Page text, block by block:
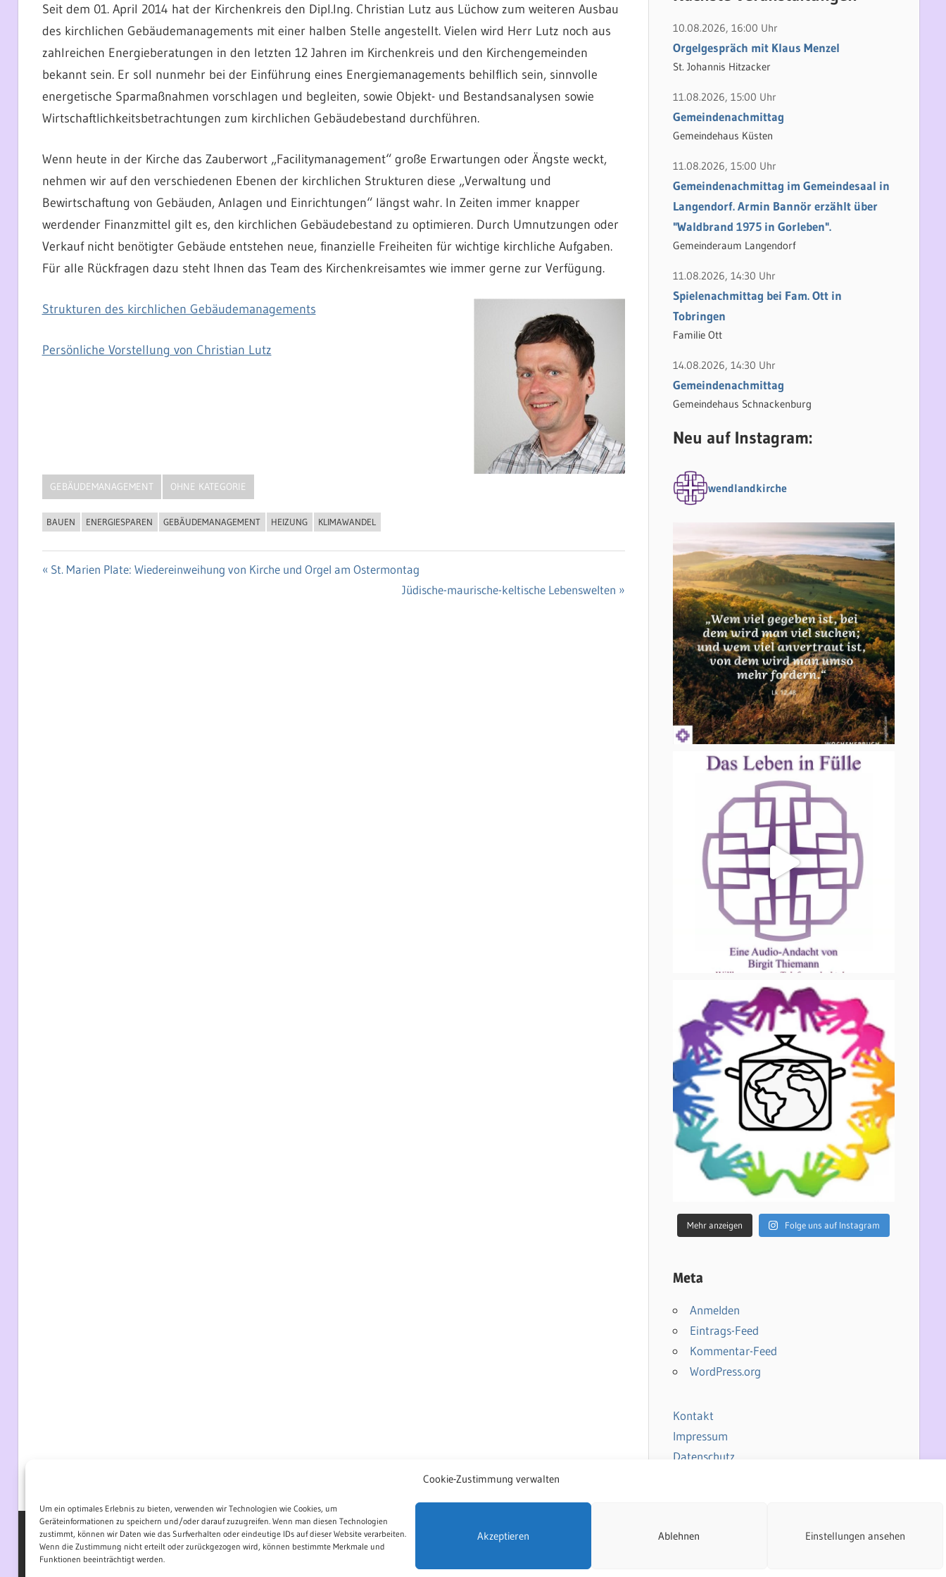
Cookie-Zustimmung verwalten
Um ein optimales Erlebnis zu bieten, verwenden wir Technologien wie Cookies, um
Geräteinformationen zu speichern und/oder darauf zuzugreifen. Wenn man diesen Technologien
zustimmt, können wir Daten wie das Surfverhalten oder eindeutige IDs auf dieser Website verarbeiten.
Wenn die Zustimmung nicht erteilt oder zurückgezogen wird, können bestimmte Merkmale und
Funktionen beeinträchtigt werden.
Akzeptieren Ablehnen Einstellungen ansehen
Seit dem 01. April 2014 hat der Kirchenkreis den Dipl.Ing. Christian Lutz aus Lüchow zum weiteren Ausbau
des kirchlichen Gebäudemanagements mit einer halben Stelle angestellt. Vielen wird Herr Lutz noch aus
zahlreichen Energieberatungen in den letzten 12 Jahren im Kirchenkreis und den Kirchengemeinden
bekannt sein. Er soll nunmehr bei der Einführung eines Energiemanagements behilflich sein, sinnvolle
energetische Sparmaßnahmen vorschlagen und begleiten, sowie Objekt- und Bestandsanalysen sowie
Wirtschaftlichkeitsbetrachtungen zum kirchlichen Gebäudebestand durchführen.
Wenn heute in der Kirche das Zauberwort „Facilitymanagement“ große Erwartungen oder Ängste weckt,
nehmen wir auf den verschiedenen Ebenen der kirchlichen Strukturen diese „Verwaltung und
Bewirtschaftung von Gebäuden, Anlagen und Einrichtungen“ längst wahr. In Zeiten immer knapper
werdender Finanzmittel gilt es, den kirchlichen Gebäudebestand zu optimieren. Durch Umnutzungen oder
Verkauf nicht benötigter Gebäude entstehen neue, finanzielle Freiheiten für wichtige kirchliche Aufgaben.
Für alle Rückfragen dazu steht Ihnen das Team des Kirchenkreisamtes wie immer gerne zur Verfügung.
Strukturen des kirchlichen Gebäudemanagements
Persönliche Vorstellung von Christian Lutz
GEBÄUDEMANAGEMENT OHNE KATEGORIE
BAUEN ENERGIESPAREN GEBÄUDEMANAGEMENT HEIZUNG KLIMAWANDEL
Vorheriger
St. Marien Plate: Wiedereinweihung von Kirche und Orgel am Ostermontag
Nächster
Jüdische-maurische-keltische Lebenswelten
e
n
n
a
10.08.2026, 16:00 Uhr
Orgelgespräch mit Klaus Menzel
St. Johannis Hitzacker
11.08.2026, 15:00 Uhr
Gemeindenachmittag
Gemeindehaus Küsten
11.08.2026, 15:00 Uhr
Gemeindenachmittag im Gemeindesaal in
Langendorf. Armin Bannör erzählt über
"Waldbrand 1975 in Gorleben".
Gemeinderaum Langendorf
11.08.2026, 14:30 Uhr
Spielenachmittag bei Fam. Ott in
Tobringen
Familie Ott
14.08.2026, 14:30 Uhr
Gemeindenachmittag
Gemeindehaus Schnackenburg
Neu auf Instagram:
wendlandkirche
Mehr anzeigen Folge uns auf Instagram
Meta
Anmelden
Eintrags-Feed
Kommentar-Feed
WordPress.org
Kontakt
Impressum
Datenschutz
WordPress-Theme: Wellington von ThemeZee.